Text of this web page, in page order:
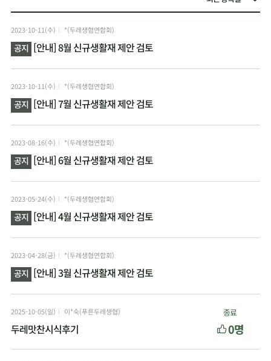
2023-10-11(수) *(두레생협연합회)
공지 [안내] 8월 신규생활재 제안 검토
2023-10-11(수) *(두레생협연합회)
공지 [안내] 7월 신규생활재 제안 검토
2023-08-16(수) *(두레생협연합회)
공지 [안내] 6월 신규생활재 제안 검토
2023-05-24(수) *(두레생협연합회)
공지 [안내] 4월 신규생활재 제안 검토
2023-04-28(금) *(두레생협연합회)
공지 [안내] 3월 신규생활재 제안 검토
2025-10-05(일) 이*숙(푸른두레생협)
두레맛찬시식후기
종료
0명